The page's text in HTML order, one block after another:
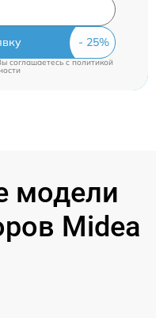
соглашаетесь c политикой
модели
Midea